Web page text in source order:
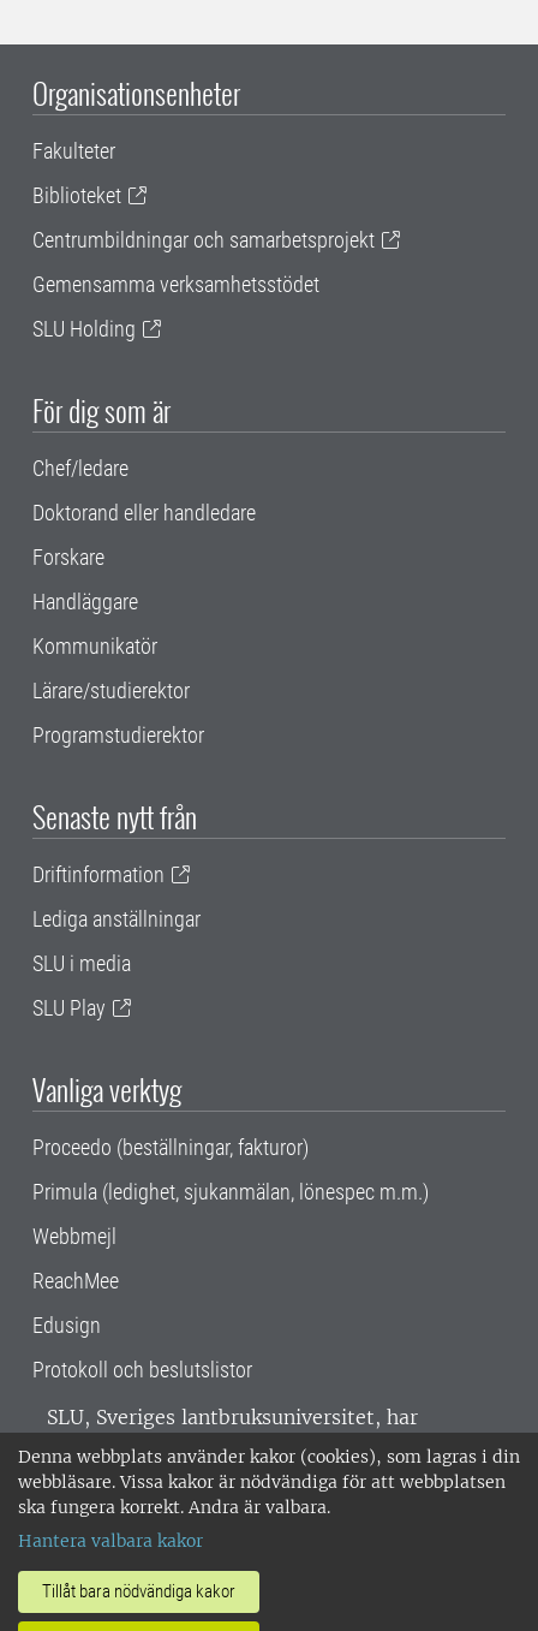
Denna webbplats använder kakor (cookies), som lagras i din
webbläsare. Vissa kakor är nödvändiga för att webbplatsen
ska fungera korrekt. Andra är valbara.
Hantera valbara kakor
Tillåt bara nödvändiga kakor
Organisationsenheter
Fakulteter
Biblioteket
Centrumbildningar och samarbetsprojekt
Gemensamma verksamhetsstödet
SLU Holding
För dig som är
Chef/ledare
Doktorand eller handledare
Forskare
Handläggare
Kommunikatör
Lärare/studierektor
Programstudierektor
Senaste nytt från
Driftinformation
Lediga anställningar
SLU i media
SLU Play
Vanliga verktyg
Proceedo (beställningar, fakturor)
Primula (ledighet, sjukanmälan, lönespec m.m.)
Webbmejl
ReachMee
Edusign
Protokoll och beslutslistor
SLU, Sveriges lantbruksuniversitet, har
verksamhet över hela Sverige. Huvudorter är
Alnarp, Uppsala och Umeå.SLU är
miljöcertifierat enligt ISO 14001. •
018-67 10 00 • Org nr: 202100-2817 •
Om SLU:s webbplatser
•Hantera kakor•Behandling av